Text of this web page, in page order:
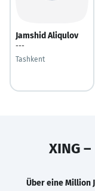
Jamshid Aliqulov
---
Tashkent
XING
Über eine Million